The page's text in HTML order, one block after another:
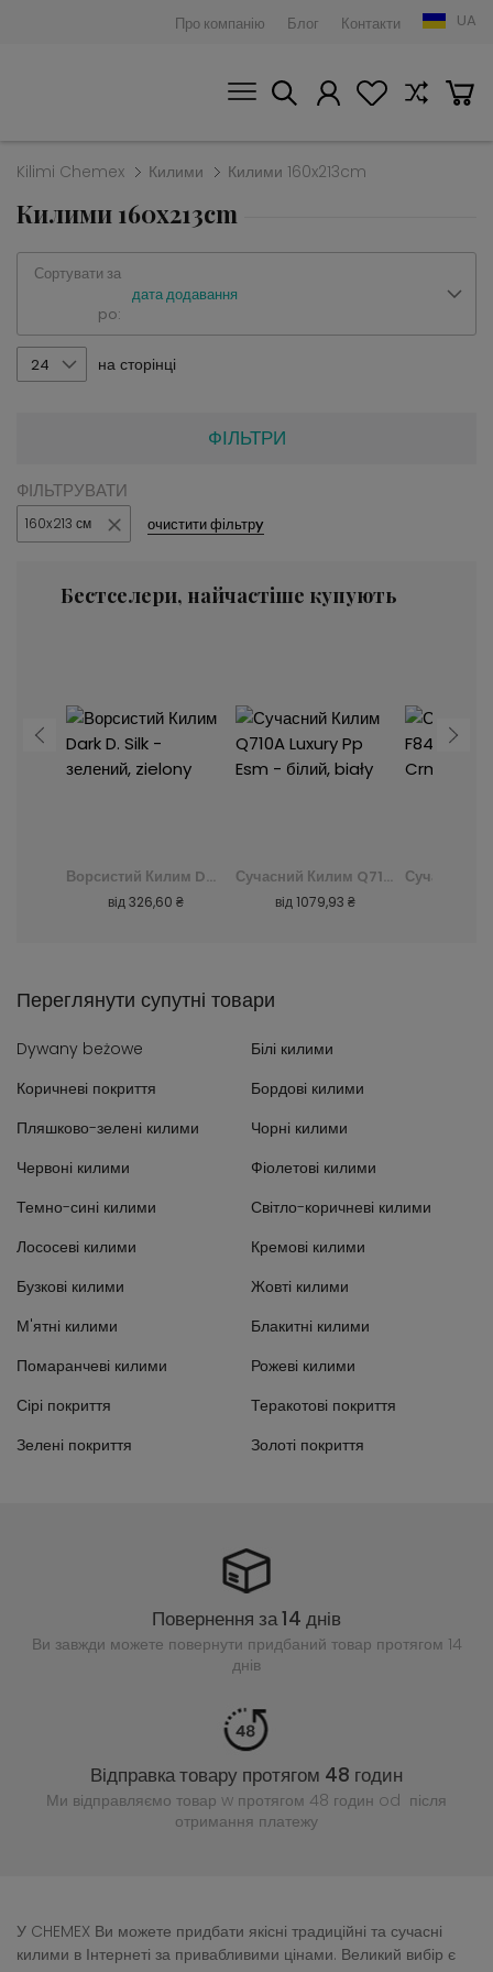
Про компанію Блог Контакти UA
Kilimi Chemex Килими Килими 160x213cm
Килими 160x213cm
Сортувати за
po:
дата додавання
24 на сторінці
ФІЛЬТРИ
ФІЛЬТРУВАТИ
160x213 см очистити фільтрy
Бестселери, найчастіше купують
Ворсистий Килим Dark D. Silk - зелений, zielony
від326,60 ₴
Сучасний Килим Q710A Luxury Pp Esm - білий, biały
від1079,93 ₴
Переглянути супутні товари
Dywany beżowe
Білі килими
Коричневі покриття
Бордові килими
Пляшково-зелені килими
Чорні килими
Червоні килими
Фіолетові килими
Темно-сині килими
Світло-коричневі килими
Лососеві килими
Кремові килими
Бузкові килими
Жовті килими
М'ятні килими
Блакитні килими
Помаранчеві килими
Рожеві килими
Сірі покриття
Теракотові покриття
Зелені покриття
Золоті покриття
Повернення за 14 днів
Ви завжди можете повернути придбаний товар протягом 14
днів
Відправка товару протягом 48 годин
Ми відправляємо товар w протягом 48 годин od після
отримання платежу
У CHEMEX Ви можете придбати якісні традиційні та сучасні
килими в Інтернеті за привабливими цінами. Великий вибір є